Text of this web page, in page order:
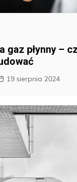
gaz płynny –
19 sierpnia 2024